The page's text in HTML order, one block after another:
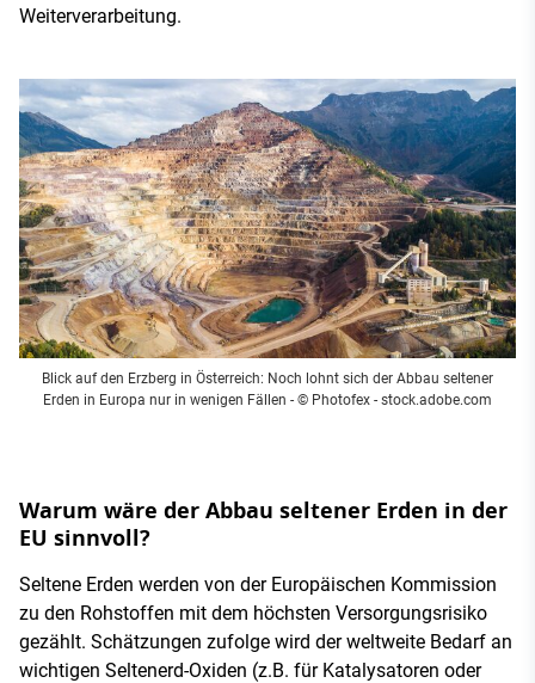
Weiterverarbeitung.
Blick auf den Erzberg in Österreich: Noch lohnt sich der Abbau seltener
Erden in Europa nur in wenigen Fällen - © Photofex - stock.adobe.com
Warum wäre der Abbau seltener Erden in der
EU sinnvoll?
Seltene Erden werden von der Europäischen Kommission
zu den Rohstoffen mit dem höchsten Versorgungsrisiko
gezählt. Schätzungen zufolge wird der weltweite Bedarf an
wichtigen Seltenerd-Oxiden (z.B. für Katalysatoren oder